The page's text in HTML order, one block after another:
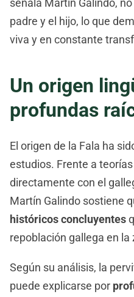
señala Martín Galindo,
padre y el hijo, lo que
viva y en constante
Un origen
profundas
El origen de la Fala ha
estudios. Frente a
directamente con el
Martín Galindo sostiene
históricos concluyentes
repoblación gallega en la
Según su análisis, la
puede explicarse por